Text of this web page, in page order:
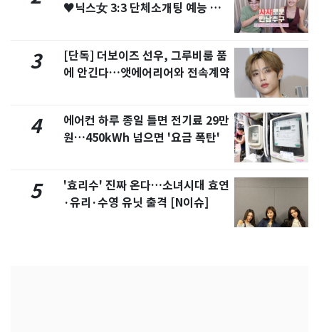
♥닉스女 3:3 단체소개팅 예능 화
3
[단독] 더보이즈 선우, 그루비룸 품
에 안긴다…앳에어리어와 전속계약
4
에어컨 하루 종일 틀면 전기료 29만
원…450kWh 넘으면 '요금 폭탄'
5
'효리수' 진짜 온다…소녀시대 효연
·유리·수영 유닛 출격 [N이슈]